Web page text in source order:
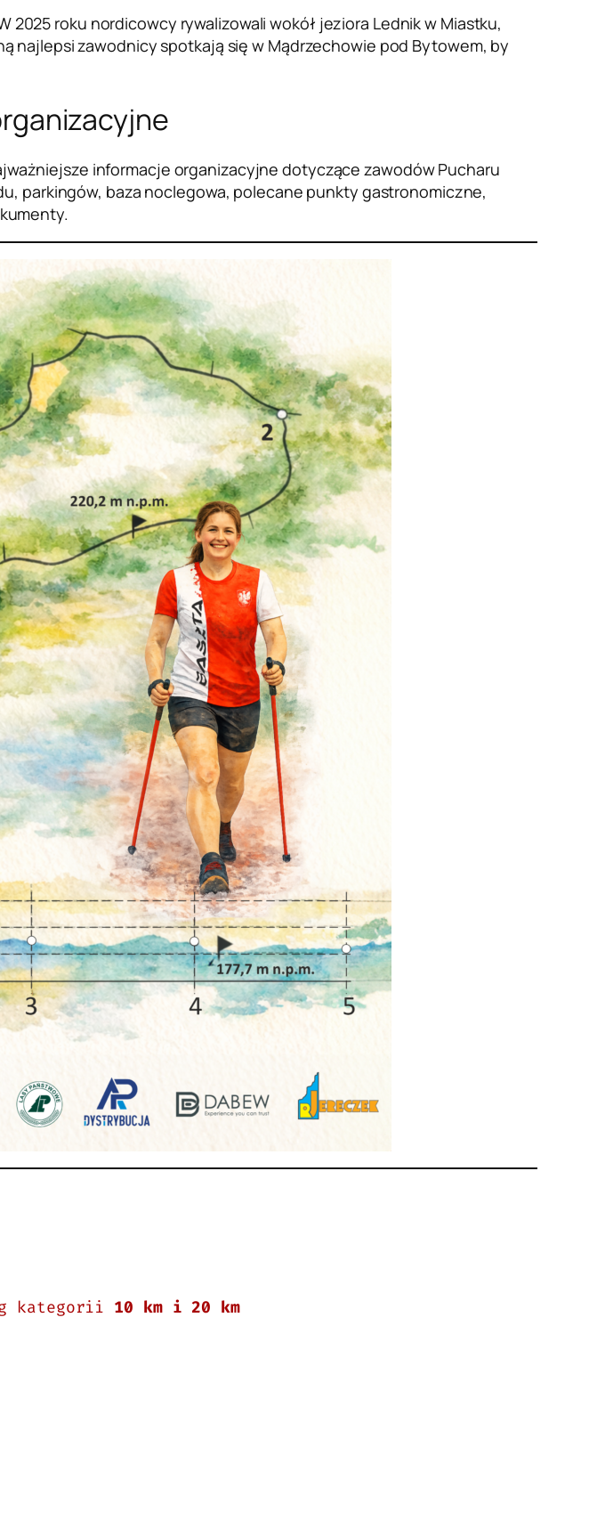
roku nordicowcy rywalizowali wokół jeziora Lednik w Miastku,
najlepsi zawodnicy spotkają się w Mądrzechowie pod Bytowem, by
informacje organizacyjne dotyczące zawodów Pucharu
parkingów, baza noclegowa, polecane punkty gastronomiczne,
kategorii 10 km i 20 km